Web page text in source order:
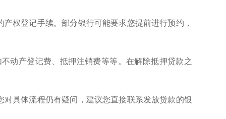
权登记手续。部分银行可能要求您提前进行预约，
动产登记费、抵押注销费等等。在解除抵押贷款之
具体流程仍有疑问，建议您直接联系发放贷款的银